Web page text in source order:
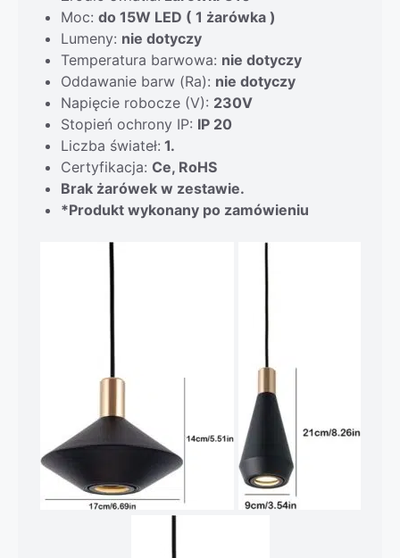
Moc: do 15W LED ( 1 żarówka )
Lumeny: nie dotyczy
Temperatura barwowa: nie dotyczy
Oddawanie barw (Ra): nie dotyczy
Napięcie robocze (V): 230V
Stopień ochrony IP: IP 20
Liczba świateł: 1.
Certyfikacja: Ce, RoHS
Brak żarówek w zestawie.
*Produkt wykonany po zamówieniu